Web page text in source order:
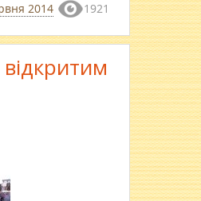
2014 1921